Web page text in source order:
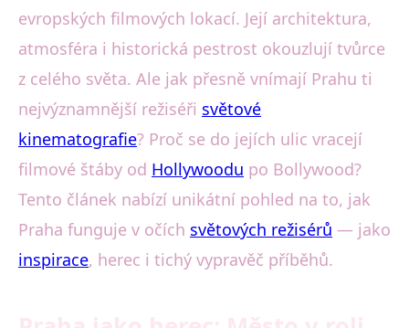
evropských filmových lokací. Její architektura,
atmosféra i historická pestrost okouzlují tvůrce
z celého světa. Ale jak přesně vnímají Prahu ti
nejvýznamnější režiséři světové
kinematografie? Proč se do jejích ulic vracejí
filmové štáby od Hollywoodu po Bollywood?
Tento článek nabízí unikátní pohled na to, jak
Praha funguje v očích světových režisérů — jako
inspirace, herec i tichý vypravěč příběhů.